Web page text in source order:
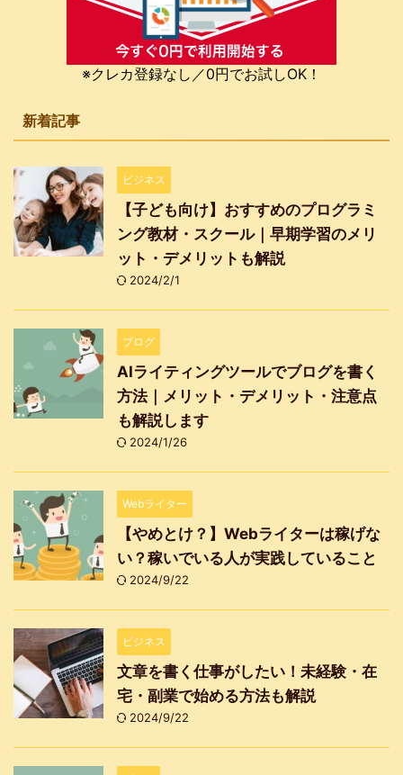
※クレカ登録なし／0円でお試しOK！
新着記事
ビジネス
【子ども向け】おすすめのプログラミ
ング教材・スクール｜早期学習のメリ
ット・デメリットも解説
2024/2/1
ブログ
AIライティングツールでブログを書く
方法｜メリット・デメリット・注意点
も解説します
2024/1/26
Webライター
【やめとけ？】Webライターは稼げな
い？稼いでいる人が実践していること
2024/9/22
ビジネス
文章を書く仕事がしたい！未経験・在
宅・副業で始める方法も解説
2024/9/22